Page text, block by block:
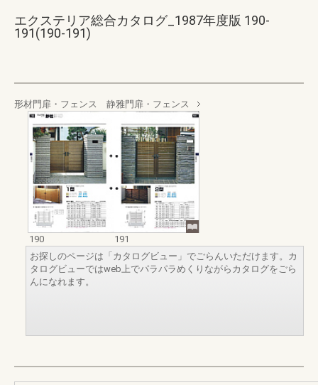
エクステリア総合カタログ_1987年度版 190-
191(190-191)
形材門扉・フェンス 静雅門扉・フェンス
190
191
お探しのページは「カタログビュー」でごらんいただけます。カ
タログビューではweb上でパラパラめくりながらカタログをごら
んになれます。